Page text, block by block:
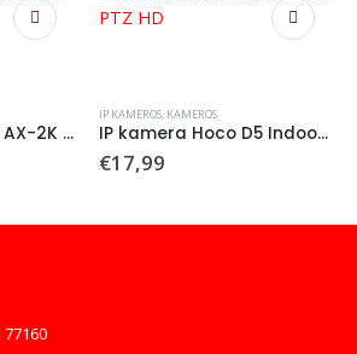
WEB kamera Axtel AX-2K Business Webcam
IP KAMEROS, KAMEROS
IP kamera Hoco D5 Indoor PTZ HD
€17,99